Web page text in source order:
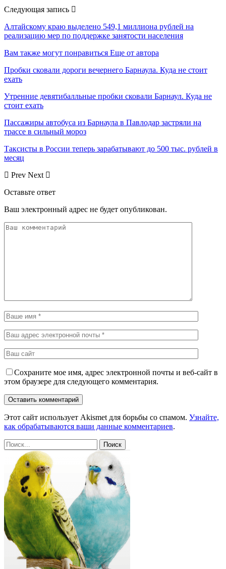
Следующая запись
Алтайскому краю выделено 549,1 миллиона рублей на
реализацию мер по поддержке занятости населения
Вам также могут понравиться Еще от автора
Пробки сковали дороги вечернего Барнаула. Куда не стоит
ехать
Утренние девятибалльные пробки сковали Барнаул. Куда не
стоит ехать
Пассажиры автобуса из Барнаула в Павлодар застряли на
трассе в сильный мороз
Таксисты в России теперь зарабатывают до 500 тыс. рублей в
месяц
Prev Next
Оставьте ответ
Ваш электронный адрес не будет опубликован.
Сохраните мое имя, адрес электронной почты и веб-сайт в
этом браузере для следующего комментария.
Этот сайт использует Akismet для борьбы со спамом. Узнайте,
как обрабатываются ваши данные комментариев.